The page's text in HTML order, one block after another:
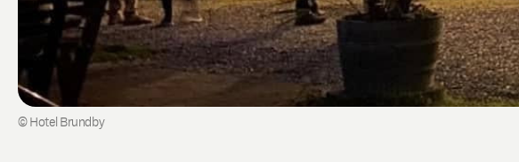
© Hotel Brundby